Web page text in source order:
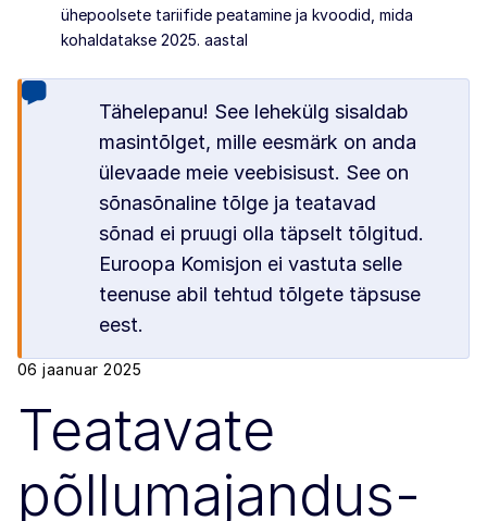
ühepoolsete tariifide peatamine ja kvoodid, mida
kohaldatakse 2025. aastal
Tähelepanu! See lehekülg sisaldab
masintõlget, mille eesmärk on anda
ülevaade meie veebisisust. See on
sõnasõnaline tõlge ja teatavad
sõnad ei pruugi olla täpselt tõlgitud.
Euroopa Komisjon ei vastuta selle
teenuse abil tehtud tõlgete täpsuse
eest.
06 jaanuar 2025
Teatavate
põllumajandus-